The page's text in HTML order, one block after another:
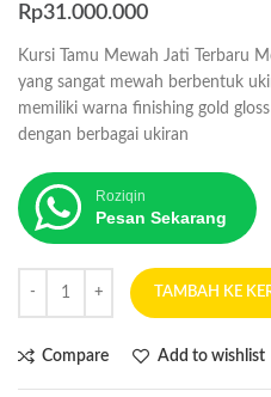
Rp31.000.000
Kursi Tamu Mewah Jati Terbaru
yang sangat mewah berbentuk
memiliki warna finishing gold
dengan berbagai ukiran
Roziqin
Pesan Sekarang
TAMBAH KE
Compare Add to wishlist